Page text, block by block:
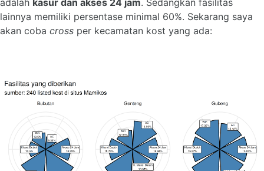
adalah kasur dan akses 24 jam. Sedangkan fasilitas
lainnya memiliki persentase minimal 60%. Sekarang saya
akan coba cross per kecamatan kost yang ada: